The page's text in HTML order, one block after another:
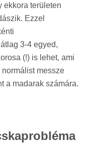
ekkora területen
Ezzel
3-4 egyed,
(!) is lehet, ami
messze
a madarak számára.